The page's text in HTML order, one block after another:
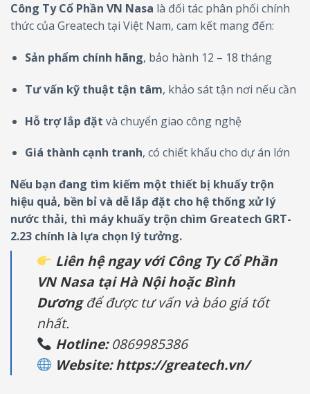
Công Ty Cổ Phần VN Nasa là đối tác phân phối chính
thức của Greatech tại Việt Nam, cam kết mang đến:
Sản phẩm chính hãng, bảo hành 12 – 18 tháng
Tư vấn kỹ thuật tận tâm, khảo sát tận nơi nếu cần
Hỗ trợ lắp đặt và chuyển giao công nghệ
Giá thành cạnh tranh, có chiết khấu cho dự án lớn
Nếu bạn đang tìm kiếm một thiết bị khuấy trộn
hiệu quả, bền bỉ và dễ lắp đặt cho hệ thống xử lý
nước thải, thì máy khuấy trộn chìm Greatech GRT-
2.23 chính là lựa chọn lý tưởng.
Liên hệ ngay với Công Ty Cổ Phần
VN Nasa tại Hà Nội hoặc Bình
Dươngđể được tư vấn và báo giá tốt
nhất.
Hotline:0869985386
Website: https://greatech.vn/